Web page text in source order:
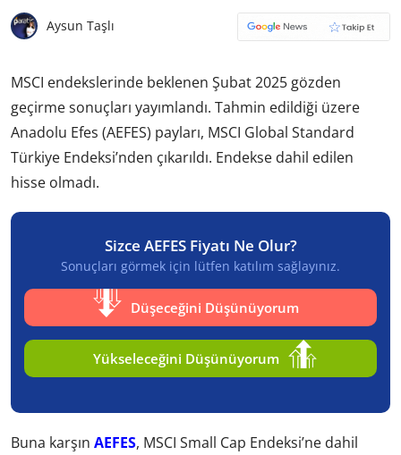
Aysun Taşlı
MSCI endekslerinde beklenen Şubat 2025 gözden
geçirme sonuçları yayımlandı. Tahmin edildiği üzere
Anadolu Efes (AEFES) payları, MSCI Global Standard
Türkiye Endeksi’nden çıkarıldı. Endekse dahil edilen
hisse olmadı.
Sizce AEFES Fiyatı Ne Olur?
Sonuçları görmek için lütfen katılım sağlayınız.
Düşeceğini Düşünüyorum
Yükseleceğini Düşünüyorum
Buna karşın AEFES, MSCI Small Cap Endeksi’ne dahil